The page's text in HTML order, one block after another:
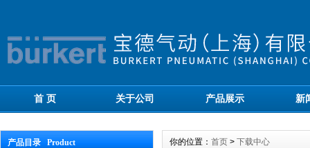
首 页 关于公司 产品展示 新
产品目录 Product 你的位置： 首页 > 下载中心